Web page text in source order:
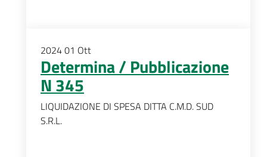
202401 Ott
Determina / Pubblicazione
N 345
LIQUIDAZIONE DI SPESA DITTA C.M.D. SUD
S.R.L.